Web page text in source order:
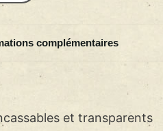
complémentaires
et transparents